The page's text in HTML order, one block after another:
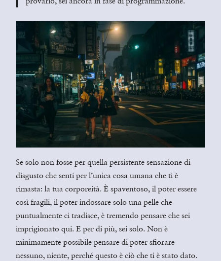
Se solo non fosse per quella persistente sensazione di
disgusto che senti per l’unica cosa umana che ti è
rimasta: la tua corporeità. È spaventoso, il poter essere
così fragili, il poter indossare solo una pelle che
puntualmente ci tradisce, è tremendo pensare che sei
imprigionato qui. E per di più, sei solo. Non è
minimamente possibile pensare di poter sfiorare
nessuno, niente, perché questo è ciò che ti è stato dato.